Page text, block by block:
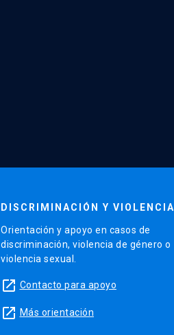
DISCRIMINACIÓN Y VIOLENCIA
Orientación y apoyo en casos de
discriminación, violencia de género o
violencia sexual.
launch Contacto para apoyo
launch Más orientación